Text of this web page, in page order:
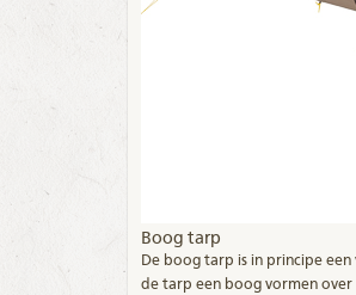
Boog tarp
De boog tarp is in principe
de tarp een boog vormen